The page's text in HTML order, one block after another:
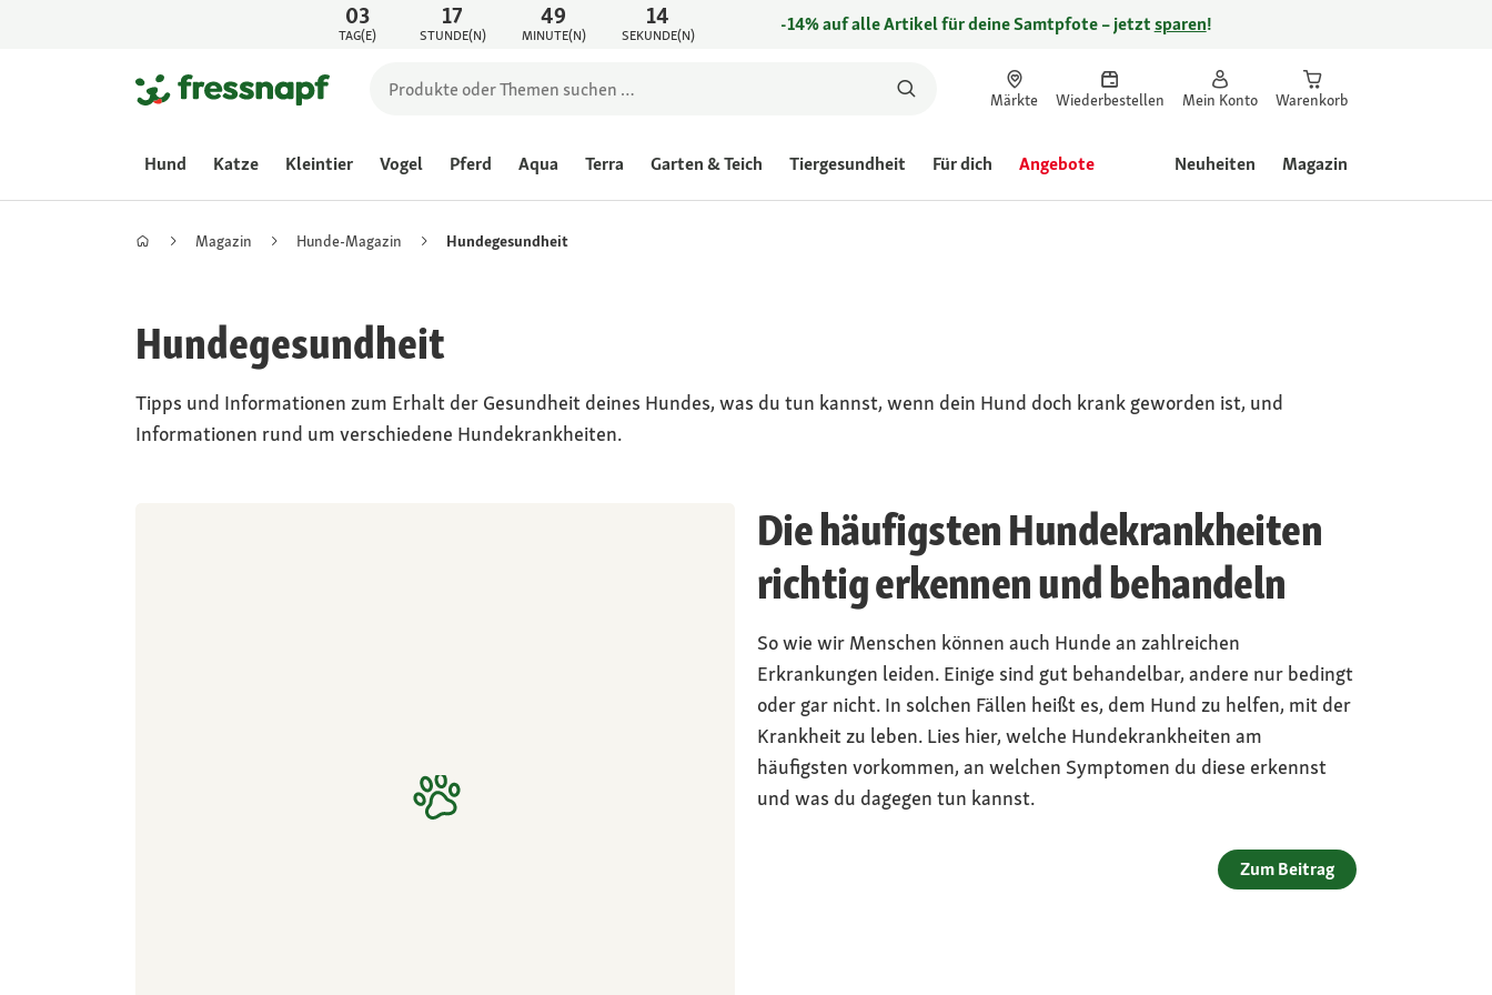
03
TAG(E)
17
STUNDE(N)
49
MINUTE(N)
14
SEKUNDE(N) -14% auf alle Artikel für deine Samtpfote – jetztsparen!
Märkte Wiederbestellen Mein Konto Warenkorb
Hund Katze Kleintier Vogel Pferd Aqua Terra Garten & Teich Tiergesundheit Für dich Angebote Neuheiten Magazin
Magazin Hunde-Magazin Hundegesundheit
Hundegesundheit
Tipps und Informationen zum Erhalt der Gesundheit deines Hundes, was du tun kannst, wenn dein Hund doch krank geworden ist, und
Informationen rund um verschiedene Hundekrankheiten.
Die häufigsten Hundekrankheiten
richtig erkennen und behandeln
So wie wir Menschen können auch Hunde an zahlreichen
Erkrankungen leiden. Einige sind gut behandelbar, andere nur bedingt
oder gar nicht. In solchen Fällen heißt es, dem Hund zu helfen, mit der
Krankheit zu leben. Lies hier, welche Hundekrankheiten am
häufigsten vorkommen, an welchen Symptomen du diese erkennst
und was du dagegen tun kannst.
Zum Beitrag